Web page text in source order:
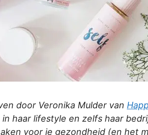
door Veronika Mulder van
haar lifestyle en zelfs haar
voor je gezondheid (en het